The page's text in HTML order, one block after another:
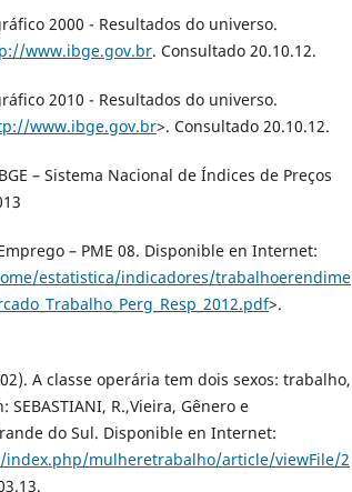
2000 - Resultados do universo.
www.ibge.gov.br. Consultado 20.10.12.
2010 - Resultados do universo.
www.ibge.gov.br>. Consultado 20.10.12.
– Sistema Nacional de Índices de Preços
– PME 08. Disponible en Internet:
estatistica/indicadores/trabalhoerendime
>.
A classe operária tem dois sexos: trabalho,
R.,Vieira, Gênero e
do Sul. Disponible en Internet:
mulheretrabalho/article/viewFile/2